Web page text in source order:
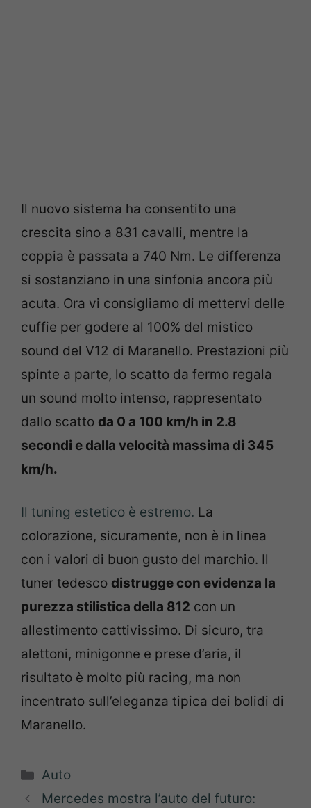
Il nuovo sistema ha consentito una
crescita sino a 831 cavalli, mentre la
coppia è passata a 740 Nm. Le differenza
si sostanziano in una sinfonia ancora più
acuta. Ora vi consigliamo di mettervi delle
cuffie per godere al 100% del mistico
sound del V12 di Maranello. Prestazioni più
spinte a parte, lo scatto da fermo regala
un sound molto intenso, rappresentato
dallo scatto da 0 a 100 km/h in 2.8
secondi e dalla velocità massima di 345
km/h.
Il tuning estetico è estremo. La
colorazione, sicuramente, non è in linea
con i valori di buon gusto del marchio. Il
tuner tedesco distrugge con evidenza la
purezza stilistica della 812 con un
allestimento cattivissimo. Di sicuro, tra
alettoni, minigonne e prese d’aria, il
risultato è molto più racing, ma non
incentrato sull’eleganza tipica dei bolidi di
Maranello.
Categorie
Auto
Mercedes mostra l’auto del futuro: